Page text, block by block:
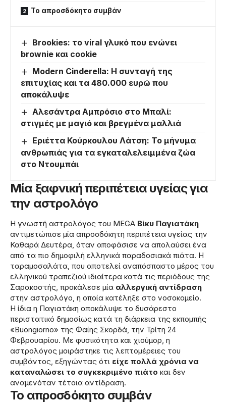
Το απροσδόκητο συμβάν
Brookies: το viral γλυκό που ενώνει
brownie και cookie
Modern Cinderella: Η συνταγή της
επιτυχίας και τα 480.000 ευρώ που
αποκάλυψε
Αλεσάντρα Αμπρόσιο στο Μπαλί:
στιγμές με μαγιό και βρεγμένα μαλλιά
Εριέττα Κούρκουλου Λάτση: Το μήνυμα
ανθρωπιάς για τα εγκαταλελειμμένα ζώα
στο Ντουμπάι
Μία ξαφνική περιπέτεια υγείας για
την αστρολόγο
Η γνωστή αστρολόγος του MEGA Βίκυ Παγιατάκη
αντιμετώπισε μία απροσδόκητη περιπέτεια υγείας την
Καθαρά Δευτέρα, όταν αποφάσισε να απολαύσει ένα
από τα πιο δημοφιλή ελληνικά παραδοσιακά πιάτα. Η
ταραμοσαλάτα, που αποτελεί αναπόσπαστο μέρος του
ελληνικού τραπεζιού ιδιαίτερα κατά τις περιόδους της
Σαρακοστής, προκάλεσε μία αλλεργική αντίδραση
στην αστρολόγο, η οποία κατέληξε στο νοσοκομείο.
Η ίδια η Παγιατάκη αποκάλυψε το δυσάρεστο
περιστατικό δημοσίως κατά τη διάρκεια της εκπομπής
«Buongiorno» της Φαίης Σκορδά, την Τρίτη 24
Φεβρουαρίου. Με φυσικότητα και χιούμορ, η
αστρολόγος μοιράστηκε τις λεπτομέρειες του
συμβάντος, εξηγώντας ότι είχε πολλά χρόνια να
καταναλώσει το συγκεκριμένο πιάτο και δεν
αναμενόταν τέτοια αντίδραση.
Το απροσδόκητο συμβάν